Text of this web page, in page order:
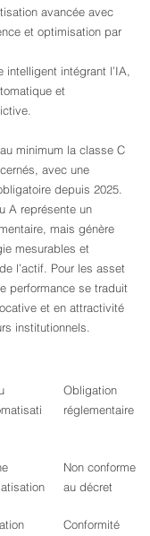
avancée avec
et optimisation par
intelligent intégrant l’IA,
et
minimum la classe C
avec une
depuis 2025.
A représente un
mais génère
mesurables et
l’actif. Pour les asset
performance se traduit
et en attractivité
institutionnels.
Obligation
réglementaire
Non conforme
au décret
Conformité